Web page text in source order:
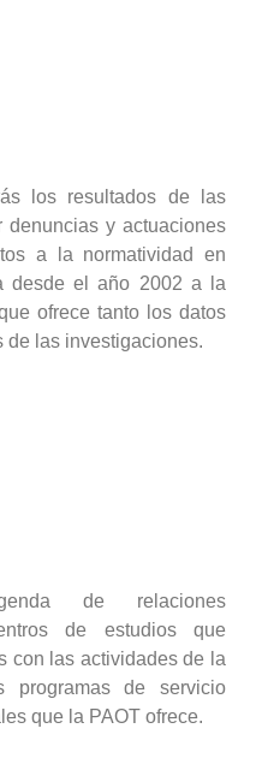
los resultados de las
denuncias y actuaciones
a la normatividad en
desde el año 2002 a la
ofrece tanto los datos
de las investigaciones.
de relaciones
de estudios que
con las actividades de la
programas de servicio
que la PAOT ofrece.